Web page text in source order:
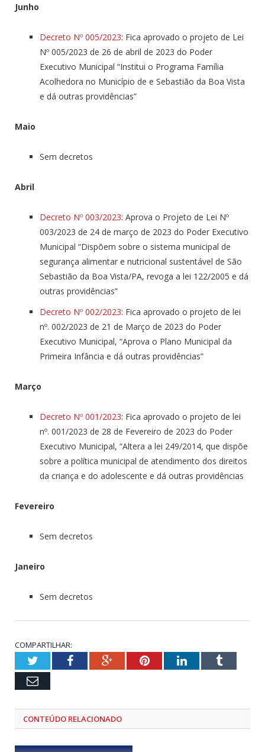
Junho
Decreto Nº 005/2023: Fica aprovado o projeto de Lei
Nº 005/2023 de 26 de abril de 2023 do Poder
Executivo Municipal “Institui o Programa Família
Acolhedora no Município de e Sebastião da Boa Vista
e dá outras providências”
Maio
Sem decretos
Abril
Decreto Nº 003/2023: Aprova o Projeto de Lei Nº
003/2023 de 24 de março de 2023 do Poder Executivo
Municipal “Dispõem sobre o sistema municipal de
segurança alimentar e nutricional sustentável de São
Sebastião da Boa Vista/PA, revoga a lei 122/2005 e dá
outras providências”
Decreto Nº 002/2023: Fica aprovado o projeto de lei
nº. 002/2023 de 21 de Março de 2023 do Poder
Executivo Municipal, “Aprova o Plano Municipal da
Primeira Infância e dá outras providências”
Março
Decreto Nº 001/2023: Fica aprovado o projeto de lei
nº. 001/2023 de 28 de Fevereiro de 2023 do Poder
Executivo Municipal, “Altera a lei 249/2014, que dispõe
sobre a política municipal de atendimento dos direitos
da criança e do adolescente e dá outras providências
Fevereiro
Sem decretos
Janeiro
Sem decretos
COMPARTILHAR:
TwitterFacebookGoogle+PinterestLinkedInTumblr
Email
CONTEÚDO RELACIONADO